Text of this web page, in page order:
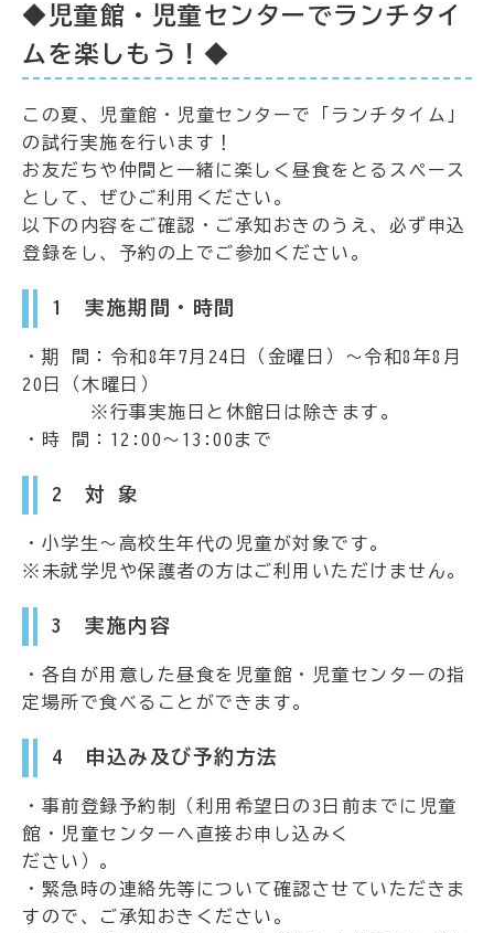
◆児童館・児童センターでランチタイ
ムを楽しもう！◆
この夏、児童館・児童センターで「ランチタイム」
の試行実施を行います！
お友だちや仲間と一緒に楽しく昼食をとるスペース
として、ぜひご利用ください。
以下の内容をご確認・ご承知おきのうえ、必ず申込
登録をし、予約の上でご参加ください。
1 実施期間・時間
・期 間：令和8年7月24日（金曜日）～令和8年8月
20日（木曜日）
※行事実施日と休館日は除きます。
・時 間：12:00～13:00まで
2 対 象
・小学生～高校生年代の児童が対象です。
※未就学児や保護者の方はご利用いただけません。
3 実施内容
・各自が用意した昼食を児童館・児童センターの指
定場所で食べることができます。
4 申込み及び予約方法
・事前登録予約制（利用希望日の3日前までに児童
館・児童センターへ直接お申し込みく
ださい）。
・緊急時の連絡先等について確認させていただきま
すので、ご承知おきください。